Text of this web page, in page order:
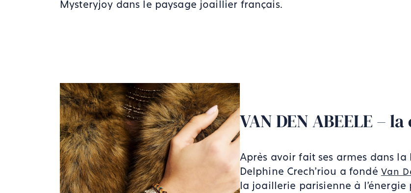
Mysteryjoy dans le paysage joaillier français.
VAN DEN ABEELE –
Après avoir fait ses armes dans
Delphine Crech'riou a fondé Van
la joaillerie parisienne à l'énergie